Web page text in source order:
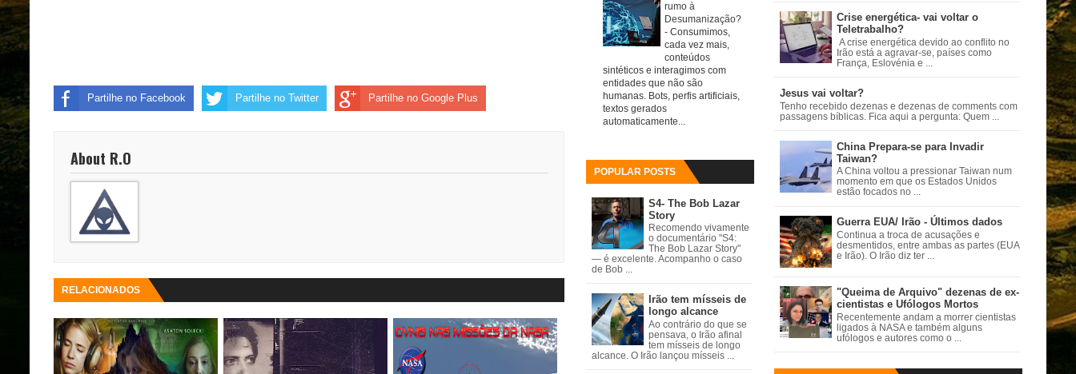
rumo à
Desumanização?
- Consumimos,
cada vez mais,
conteúdos
sintéticos e interagimos com
entidades que não são
humanas. Bots, perfis artificiais,
textos gerados
automaticamente...
POPULAR POSTS
S4- The Bob Lazar
Story
Recomendo vivamente
o documentário "S4:
The Bob Lazar Story"
— é excelente. Acompanho o caso
de Bob ...
Irão tem mísseis de
longo alcance
Ao contrário do que se
pensava, o Irão afinal
tem mísseis de longo
alcance. O Irão lançou mísseis ...
Partilhe no Facebook Partilhe no Twitter Partilhe no Google Plus
About R.O
RELACIONADOS
Crise energética- vai voltar o
Teletrabalho?
A crise energética devido ao conflito no
Irão está a agravar-se, países como
França, Eslovénia e ...
Jesus vai voltar?
Tenho recebido dezenas e dezenas de comments com
passagens bíblicas. Fica aqui a pergunta: Quem ...
China Prepara-se para Invadir
Taiwan?
A China voltou a pressionar Taiwan num
momento em que os Estados Unidos
estão focados no ...
Guerra EUA/ Irão - Últimos dados
Continua a troca de acusações e
desmentidos, entre ambas as partes (EUA
e Irão). O Irão diz ter ...
"Queima de Arquivo" dezenas de ex-
cientistas e Ufólogos Mortos
Recentemente andam a morrer cientistas
ligados à NASA e também alguns
ufólogos e autores como o ...